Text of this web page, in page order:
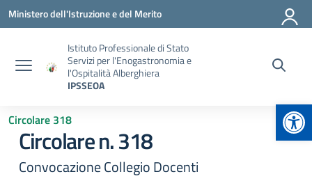
Vai ai contenuti
Vai al menu di navigazione
Vai al footer
Ministero dell'Istruzione e del Merito
Istituto Professionale di Stato
Servizi per l'Enogastronomia e
l'Ospitalità Alberghiera
IPSSEOA
Circolare 318
Circolare n. 318
Convocazione Collegio Docenti